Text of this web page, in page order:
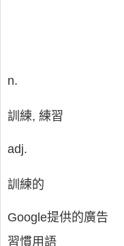
n.
訓練, 練習
adj.
訓練的
Google提供的廣告
習慣用語